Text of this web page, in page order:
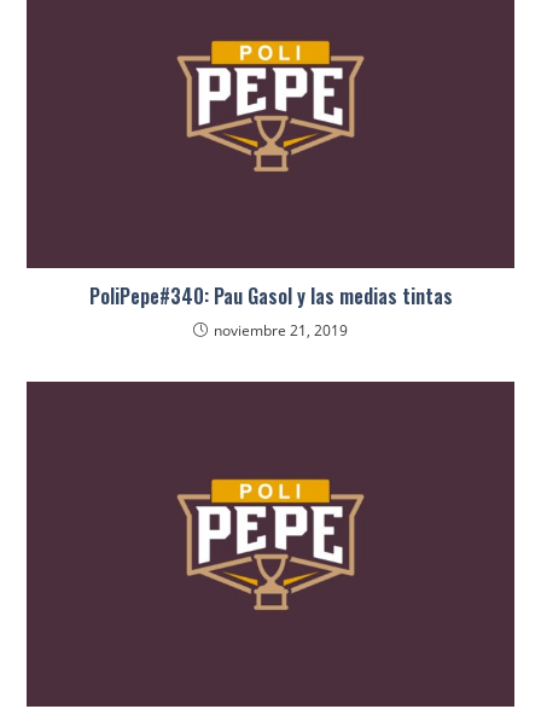
PoliPepe#340: Pau Gasol y las medias tintas
noviembre 21, 2019